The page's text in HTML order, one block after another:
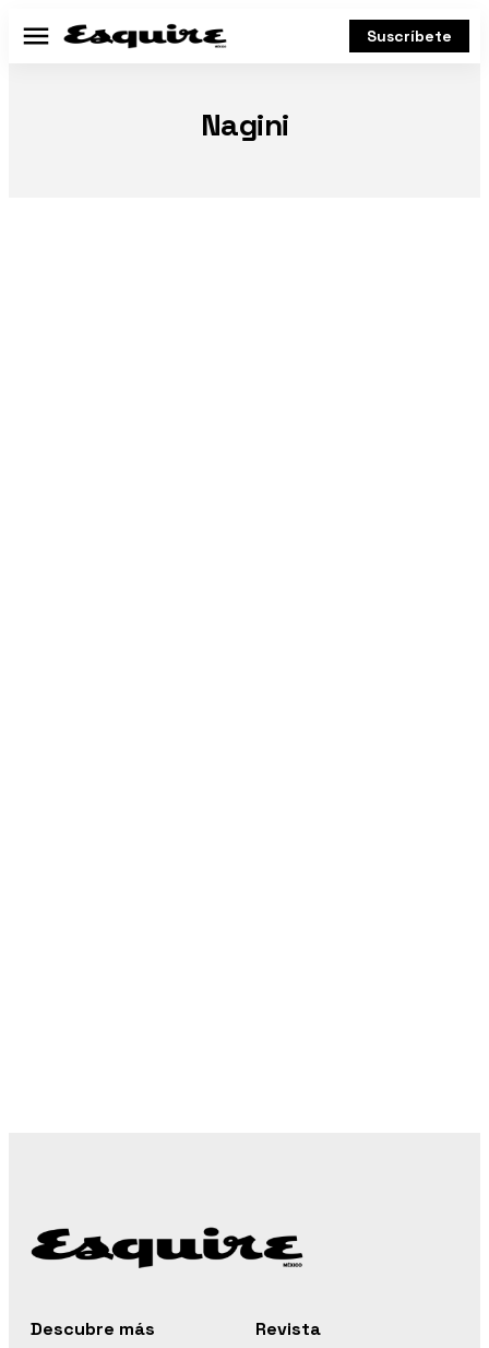
Menú Suscríbete
Nagini
Descubre más
Revista